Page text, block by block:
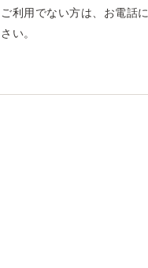
ご利用でない方は、お電話
さい。